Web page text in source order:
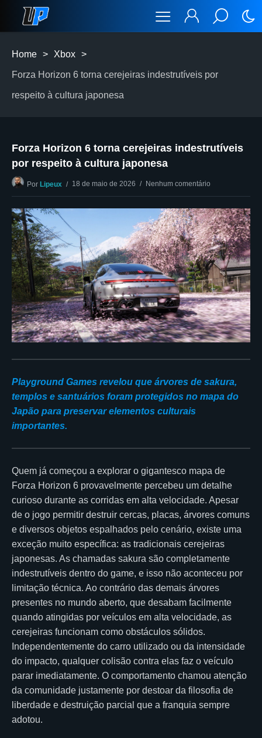
Home > Xbox >
Forza Horizon 6 torna cerejeiras indestrutíveis por
respeito à cultura japonesa
Forza Horizon 6 torna cerejeiras indestrutíveis
por respeito à cultura japonesa
Por Lipeux 18 de maio de 2026 Nenhum comentário
Playground Games revelou que árvores de sakura,
templos e santuários foram protegidos no mapa do
Japão para preservar elementos culturais
importantes.
Quem já começou a explorar o gigantesco mapa de
Forza Horizon 6 provavelmente percebeu um detalhe
curioso durante as corridas em alta velocidade. Apesar
de o jogo permitir destruir cercas, placas, árvores comuns
e diversos objetos espalhados pelo cenário, existe uma
exceção muito específica: as tradicionais cerejeiras
japonesas. As chamadas sakura são completamente
indestrutíveis dentro do game, e isso não aconteceu por
limitação técnica. Ao contrário das demais árvores
presentes no mundo aberto, que desabam facilmente
quando atingidas por veículos em alta velocidade, as
cerejeiras funcionam como obstáculos sólidos.
Independentemente do carro utilizado ou da intensidade
do impacto, qualquer colisão contra elas faz o veículo
parar imediatamente. O comportamento chamou atenção
da comunidade justamente por destoar da filosofia de
liberdade e destruição parcial que a franquia sempre
adotou.